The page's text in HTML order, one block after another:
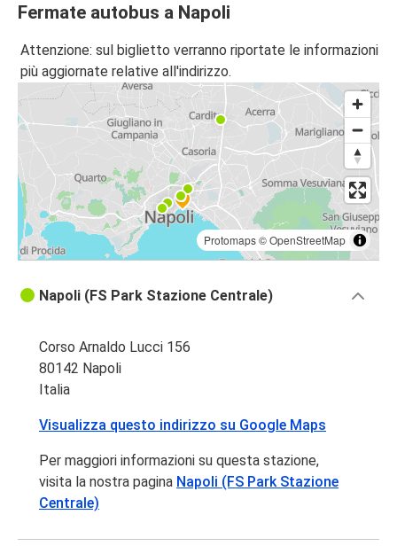
Fermate autobus a Napoli
Attenzione: sul biglietto verranno riportate le informazioni
più aggiornate relative all'indirizzo.
Protomaps©OpenStreetMap
Napoli (FS Park Stazione Centrale)
Corso Arnaldo Lucci 156
80142 Napoli
Italia
Visualizza questo indirizzo su Google Maps
Per maggiori informazioni su questa stazione,
visita la nostra pagina Napoli (FS Park Stazione
Centrale)